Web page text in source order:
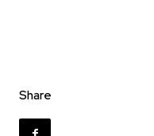
Share